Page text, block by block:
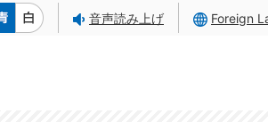
音声読み上げ Foreign